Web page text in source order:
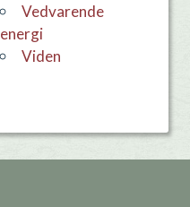
Vedvarende
energi
viden